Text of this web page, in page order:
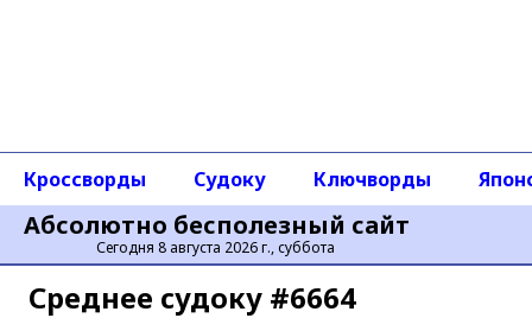
Абсолютно бесполезный сайт
Сегодня 8 августа 2026 г., суббота
Кроссворды Судоку Ключворды
Среднее cудоку #6664